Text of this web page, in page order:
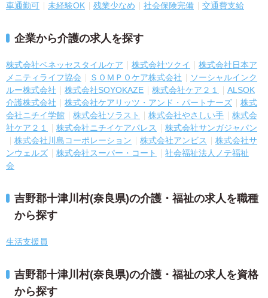
車通勤可 未経験OK 残業少なめ 社会保険完備 交通費支給
企業から介護の求人を探す
株式会社ベネッセスタイルケア 株式会社ツクイ
株式会社日本ア
メニティライフ協会
ＳＯＭＰＯケア株式会社
ソーシャルインク
ルー株式会社
株式会社SOYOKAZE 株式会社ケア２１
ALSOK
介護株式会社
株式会社ケアリッツ・アンド・パートナーズ
株式
会社ニチイ学館
株式会社ソラスト 株式会社やさしい手
株式会
社ケア２１
株式会社ニチイケアパレス
株式会社サンガジャパン
株式会社川島コーポレーション
株式会社アンビス
株式会社サ
ンウェルズ
株式会社スーパー・コート
社会福祉法人ノテ福祉
会
吉野郡十津川村(奈良県)の介護・福祉の求人を職種
から探す
生活支援員
吉野郡十津川村(奈良県)の介護・福祉の求人を資格
から探す